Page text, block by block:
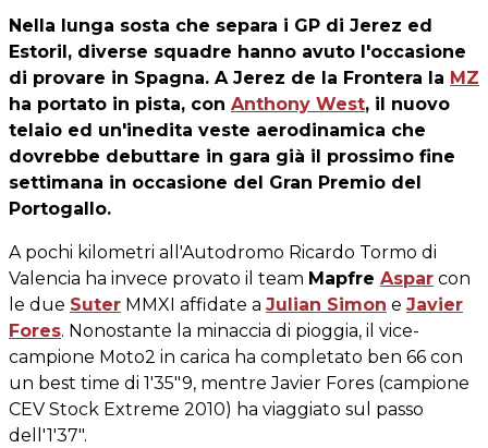
Nella lunga sosta che separa i GP di Jerez ed
Estoril, diverse squadre hanno avuto l'occasione
di provare in Spagna. A Jerez de la Frontera la MZ
ha portato in pista, con Anthony West, il nuovo
telaio ed un'inedita veste aerodinamica che
dovrebbe debuttare in gara già il prossimo fine
settimana in occasione del Gran Premio del
Portogallo.
A pochi kilometri all'Autodromo Ricardo Tormo di
Valencia ha invece provato il team Mapfre Aspar con
le due Suter MMXI affidate a Julian Simon e Javier
Fores. Nonostante la minaccia di pioggia, il vice-
campione Moto2 in carica ha completato ben 66 con
un best time di 1'35"9, mentre Javier Fores (campione
CEV Stock Extreme 2010) ha viaggiato sul passo
dell'1'37".